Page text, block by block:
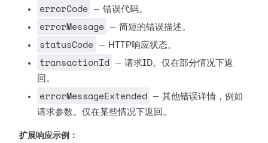
errorCode — 错误代码。
errorMessage — 简短的错误描述。
statusCode — HTTP响应状态。
transactionId
— 请求ID。仅在部分情况下返
回。
errorMessageExtended
— 其他错误详情，例如
请求参数。仅在某些情况下返回。
扩展响应示例：